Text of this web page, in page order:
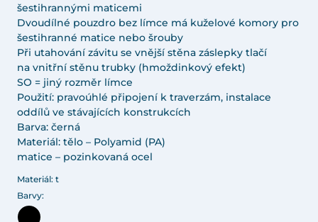
šestihrannými maticemi
Dvoudílné pouzdro bez límce má kuželové komory pro
šestihranné matice nebo šrouby
Při utahování závitu se vnější stěna záslepky tlačí
na vnitřní stěnu trubky (hmoždinkový efekt)
SO = jiný rozměr límce
Použití: pravoúhlé připojení k traverzám, instalace
oddílů ve stávajících konstrukcích
Barva: černá
Materiál: tělo – Polyamid (PA)
matice – pozinkovaná ocel
Materiál: t
Barvy: